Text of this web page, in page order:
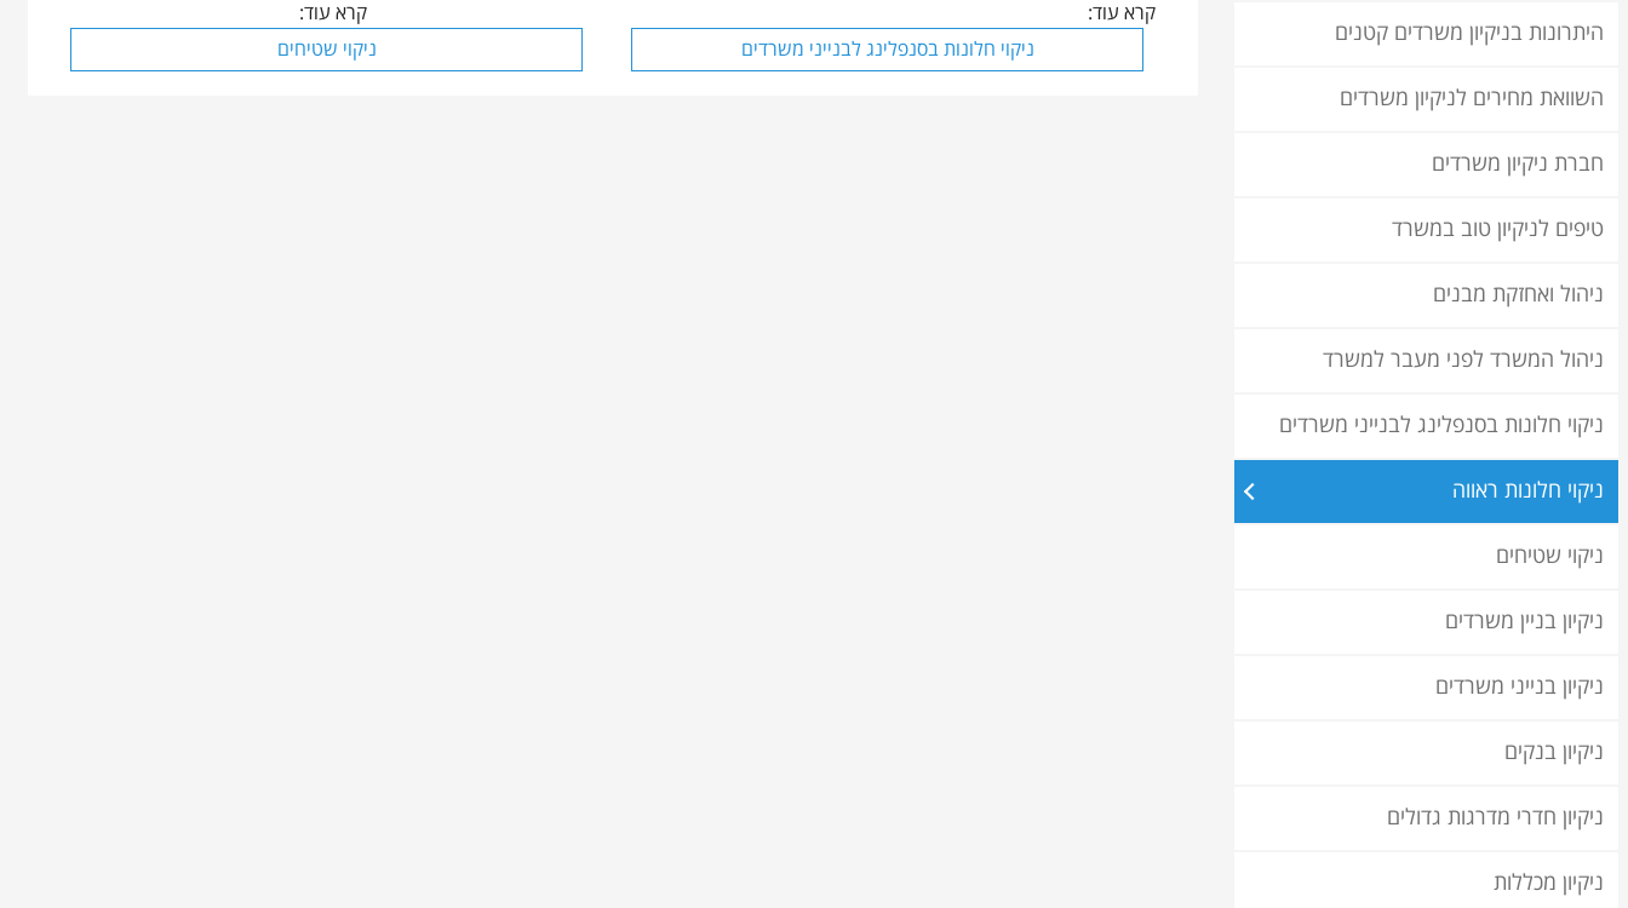
היתרונות בניקיון משרדים קטנים
השוואת מחירים לניקיון משרדים
חברת ניקיון משרדים
טיפים לניקיון טוב במשרד
ניהול ואחזקת מבנים
ניהול המשרד לפני מעבר למשרד
ניקוי חלונות בסנפלינג לבנייני משרדים
ניקוי חלונות ראווה
ניקוי שטיחים
ניקיון בניין משרדים
ניקיון בנייני משרדים
ניקיון בנקים
ניקיון חדרי מדרגות גדולים
ניקיון מכללות
קרא עוד:
ניקוי חלונות בסנפלינג לבנייני משרדים
קרא עוד:
ניקוי שטיחים